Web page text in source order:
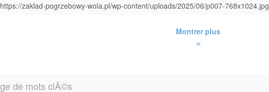
https://zaklad-pogrzebowy-wola.pl/wp-content/uploads/2025/06/p007-768x1024.jpg
Montrer plus
de mots clÃ©s